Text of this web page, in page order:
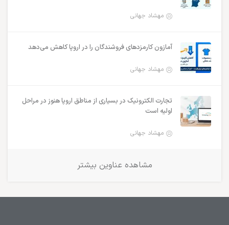
مهشاد جهانی
آمازون کارمزدهای فروشندگان را در اروپا کاهش می‌دهد
مهشاد جهانی
تجارت الکترونیک در بسیاری از مناطق اروپا هنوز در مراحل
اولیه است
مهشاد جهانی
مشاهده عناوین بیشتر